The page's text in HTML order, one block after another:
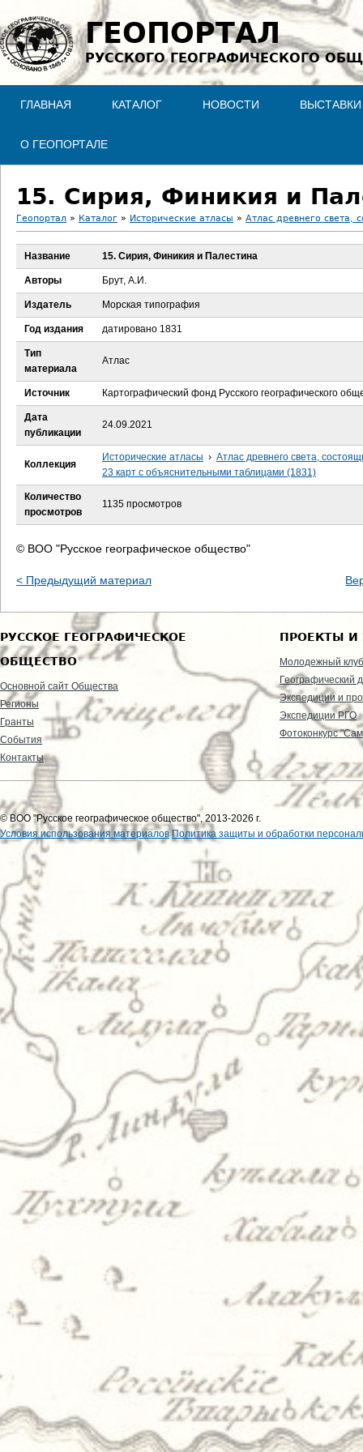
Jump to navigation
ГЕОПОРТАЛ
РУССКОГО ГЕОГРАФИЧЕСКОГО
ГЛАВНАЯ КАТАЛОГ НОВОСТИ ВЫСТАВКИ
О ГЕОПОРТАЛЕ
15. Сирия, Финикия и
В
ы
д
е
с
ь
Геопортал » Каталог » Исторические атласы » Атлас древнего света,
Название 15. Сирия, Финикия и Палестина
Авторы Брут, А.И.
Издатель Морская типография
Год издания датировано 1831
Тип
материала
Атлас
Источник Картографический фонд Русского географического
Дата
публикации
24.09.2021
Коллекция
Исторические атласы › Атлас древнего света,
23 карт с объяснительными таблицами (1831)
Количество
просмотров
1135 просмотров
© ВОО "Русское географическое общество"
< Предыдущий материал
РУССКОЕ ГЕОГРАФИЧЕСКОЕ
ОБЩЕСТВО
Основной сайт Общества
Регионы
Гранты
События
Контакты
ПРОЕКТЫ И
Молодежный клуб
Географический
Экспедиции и
Экспедиции РГО
Фотоконкурс
© ВОО "Русское географическое общество", 2013-2026 г.
Условия использования материалов Политика защиты и обработки